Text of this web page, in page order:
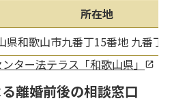
所在地
県和歌山市九番丁15番地 九番丁
ター法テラス「和歌山県」
離婚前後の相談窓口